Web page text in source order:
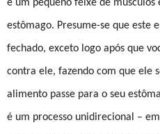
é um pequeno feixe de músculos
estômago. Presume-se que este
fechado, exceto logo após que
contra ele, fazendo com que ele
alimento passe para o seu
é um processo unidirecional –